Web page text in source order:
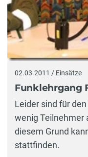
02.03.2011 / Einsätze
Funklehrgang
Leider sind für
wenig Teilnehmer
diesem Grund
stattfinden.